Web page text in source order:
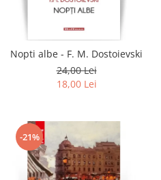
Literatura
Contemporana
Universala
Non-fictiune
Calatorii
Memorii
Nopti albe - F. M. Dostoievski
24,00 Lei
18,00 Lei
-21%